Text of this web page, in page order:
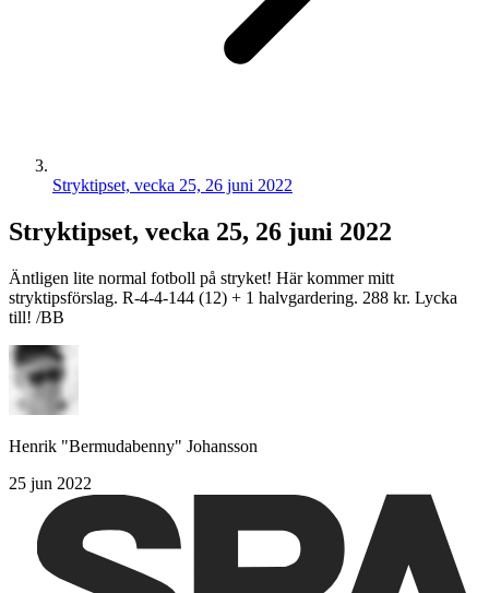
Stryktipset, vecka 25, 26 juni 2022
Stryktipset, vecka 25, 26 juni 2022
Äntligen lite normal fotboll på stryket! Här kommer mitt
stryktipsförslag. R-4-4-144 (12) + 1 halvgardering. 288 kr. Lycka
till! /BB
Henrik "Bermudabenny" Johansson
25 jun 2022